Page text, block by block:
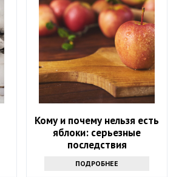
Кому и почему нельзя есть
яблоки: серьезные
последствия
ПОДРОБНЕЕ